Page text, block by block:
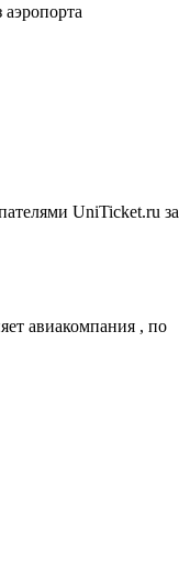
UniTicket.ru за
авиакомпания , по